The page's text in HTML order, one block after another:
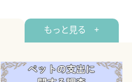
もっと見る +